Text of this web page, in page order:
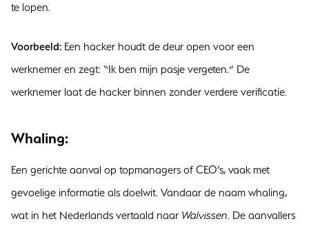
te lopen.
Voorbeeld: Een hacker houdt de deur open voor een
werknemer en zegt: “Ik ben mijn pasje vergeten.” De
werknemer laat de hacker binnen zonder verdere verificatie.
Whaling:
Een gerichte aanval op topmanagers of CEO’s, vaak met
gevoelige informatie als doelwit. Vandaar de naam whaling,
wat in het Nederlands vertaald naar Walvissen. De aanvallers